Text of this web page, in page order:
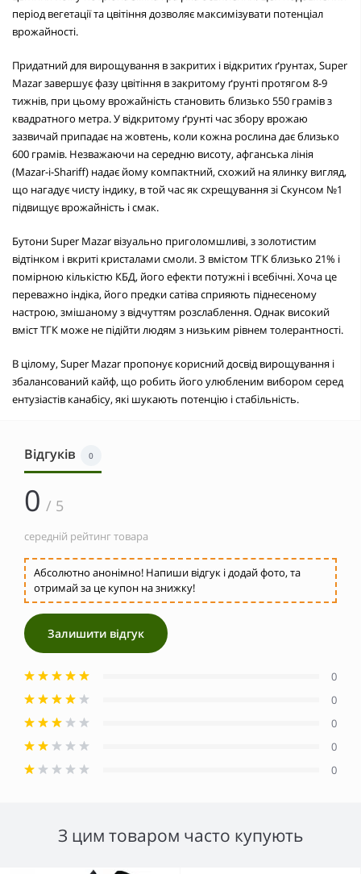
період вегетації та цвітіння дозволяє максимізувати потенціал
врожайності.
Придатний для вирощування в закритих і відкритих ґрунтах, Super
Mazar завершує фазу цвітіння в закритому ґрунті протягом 8-9
тижнів, при цьому врожайність становить близько 550 грамів з
квадратного метра. У відкритому ґрунті час збору врожаю
зазвичай припадає на жовтень, коли кожна рослина дає близько
600 грамів. Незважаючи на середню висоту, афганська лінія
(Mazar-i-Shariff) надає йому компактний, схожий на ялинку вигляд,
що нагадує чисту індику, в той час як схрещування зі Скунсом №1
підвищує врожайність і смак.
Бутони Super Mazar візуально приголомшливі, з золотистим
відтінком і вкриті кристалами смоли. З вмістом ТГК близько 21% і
помірною кількістю КБД, його ефекти потужні і всебічні. Хоча це
переважно індіка, його предки сатіва сприяють піднесеному
настрою, змішаному з відчуттям розслаблення. Однак високий
вміст ТГК може не підійти людям з низьким рівнем толерантності.
В цілому, Super Mazar пропонує корисний досвід вирощування і
збалансований кайф, що робить його улюбленим вибором серед
ентузіастів канабісу, які шукають потенцію і стабільність.
Відгуків 0
0 / 5
середній рейтинг товара
Абсолютно анонімно! Напиши відгук і додай фото, та
отримай за це купон на знижку!
Залишити відгук
0
0
0
0
0
З цим товаром часто купують